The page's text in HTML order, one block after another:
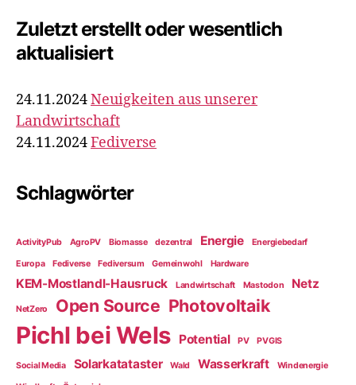
Zuletzt erstellt oder wesentlich
aktualisiert
24.11.2024Neuigkeiten aus unserer
Landwirtschaft
24.11.2024Fediverse
Schlagwörter
ActivityPub AgroPV Biomasse dezentral Energie Energiebedarf
Europa Fediverse Fediversum Gemeinwohl Hardware
KEM-Mostlandl-Hausruck Landwirtschaft Mastodon Netz
NetZero Open Source Photovoltaik
Pichl bei Wels Potential PV PVGIS
Social Media Solarkatataster Wald Wasserkraft Windenergie